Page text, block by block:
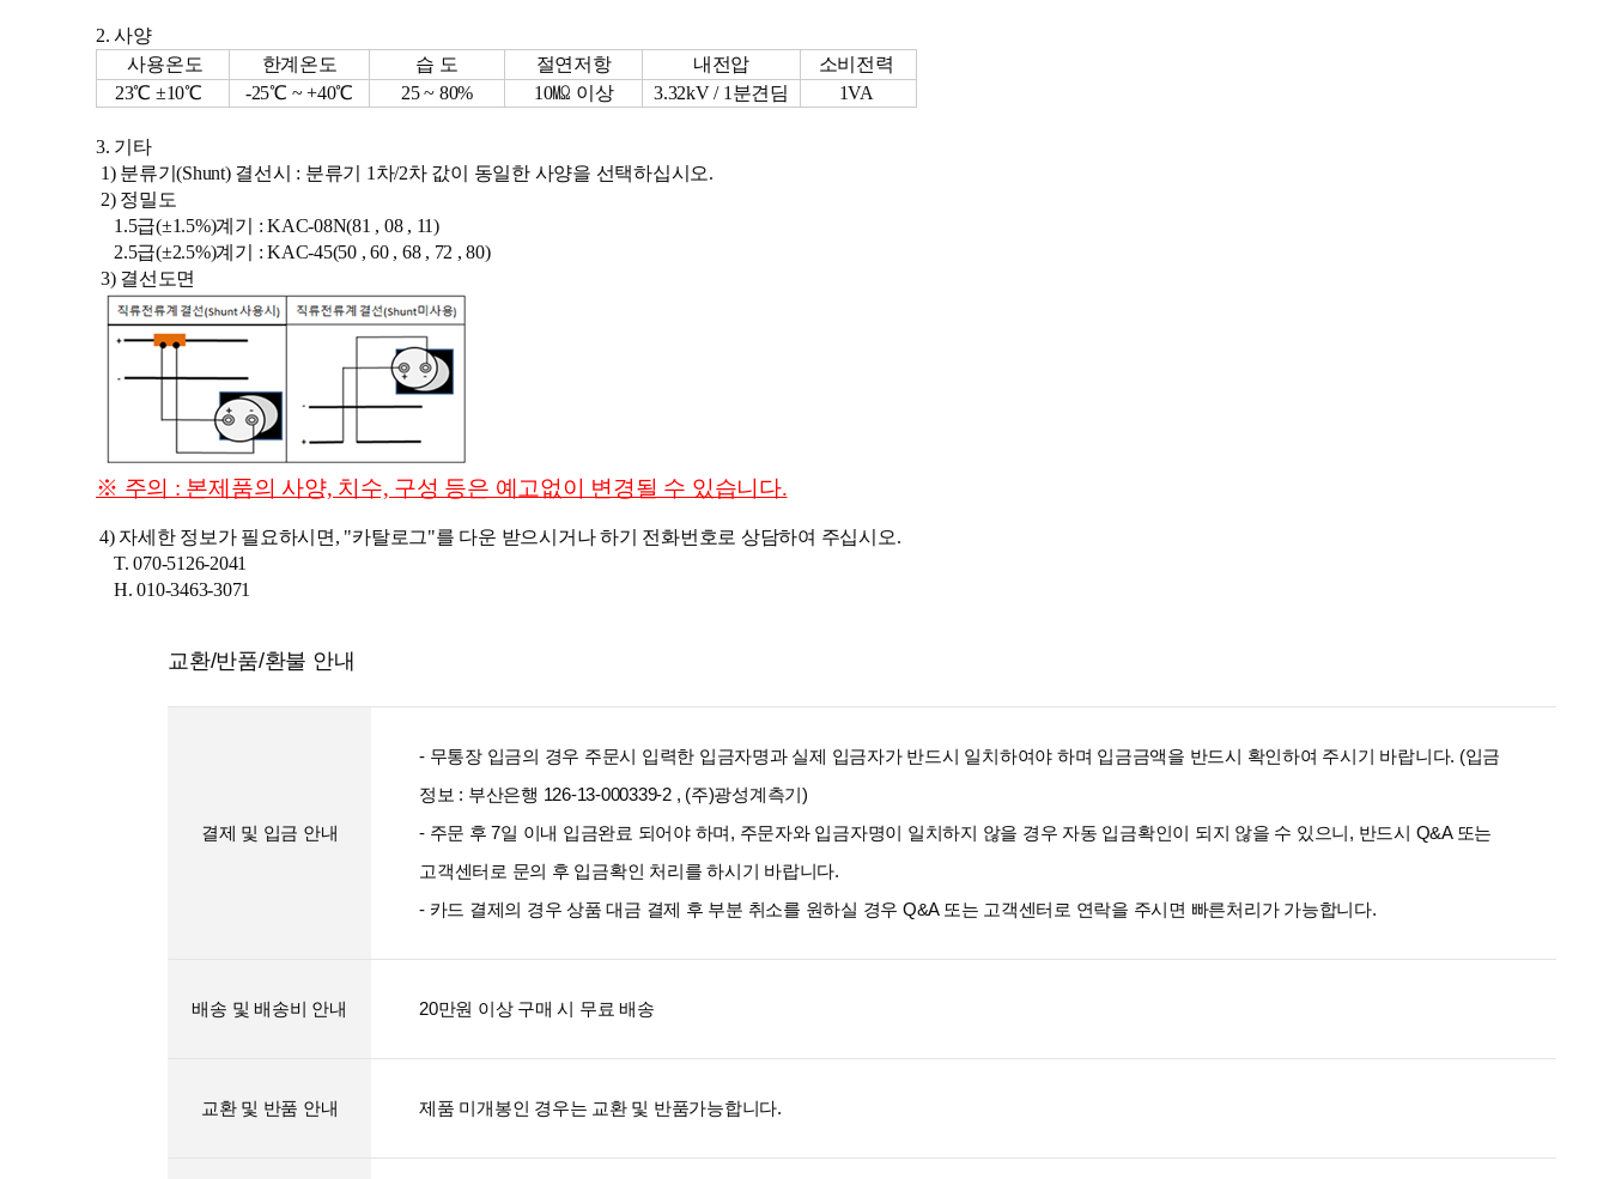
2. 사양
사용온도
한계온도 습 도 절연저항 내전압
소비전력
23℃ ±10℃
-25℃ ~ +40℃ 25 ~ 80% 10㏁ 이상 3.32kV / 1분견딤 1VA
3. 기타
1) 분류기(Shunt) 결선시 : 분류기 1차/2차 값이 동일한 사양을 선택하십시오.
2) 정밀도
1.5급(±1.5%)계기 : KAC-08N(81 , 08 , 11)
2.5급(±2.5%)계기 : KAC-45(50 , 60 , 68 , 72 , 80)
3) 결선도면
※ 주의 : 본제품의 사양, 치수, 구성 등은 예고없이 변경될 수 있습니다.
4) 자세한 정보가 필요하시면, "카탈로그"를 다운 받으시거나하기 전화번호로 상담하여 주십시오.
T. 070-5126-2041
H. 010-3463-3071
교환/반품/환불 안내
결제 및 입금 안내
- 무통장 입금의 경우 주문시 입력한 입금자명과 실제 입금자가 반드시 일치하여야 하며 입금금액을 반드시 확인하여 주시기 바랍니다. (입금
정보 : 부산은행 126-13-000339-2 , (주)광성계측기)
- 주문 후 7일 이내 입금완료 되어야 하며, 주문자와 입금자명이 일치하지 않을 경우 자동 입금확인이 되지 않을 수 있으니, 반드시 Q&A 또는
고객센터로 문의 후 입금확인 처리를 하시기 바랍니다.
- 카드 결제의 경우 상품 대금 결제 후 부분 취소를 원하실 경우 Q&A 또는 고객센터로 연락을 주시면 빠른처리가 가능합니다.
배송 및 배송비 안내 20만원 이상 구매 시 무료 배송
교환 및 반품 안내 제품 미개봉인 경우는 교환 및 반품가능합니다.